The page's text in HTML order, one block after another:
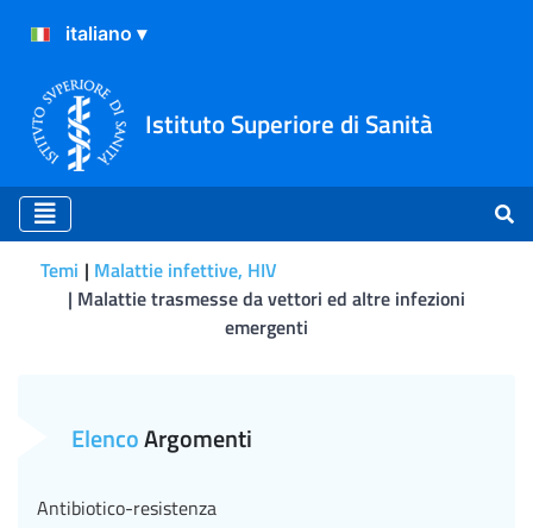
Istituto Superiore di Sanità
Temi
Malattie infettive, HIV
Malattie trasmesse da vettori ed altre infezioni
emergenti
ElencoArgomenti
Antibiotico-resistenza